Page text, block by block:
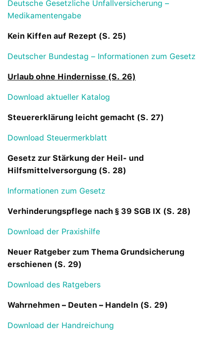
Deutsche Gesetzliche Unfallversicherung –
Medikamentengabe
Kein Kiffen auf Rezept (S. 25)
Deutscher Bundestag – Informationen zum Gesetz
Urlaub ohne Hindernisse (S. 26)
Download aktueller Katalog
Steuererklärung leicht gemacht (S. 27)
Download Steuermerkblatt
Gesetz zur Stärkung der Heil- und
Hilfsmittelversorgung (S. 28)
Informationen zum Gesetz
Verhinderungspflege nach § 39 SGB IX (S. 28)
Download der Praxishilfe
Neuer Ratgeber zum Thema Grundsicherung
erschienen (S. 29)
Download des Ratgebers
Wahrnehmen – Deuten – Handeln (S. 29)
Download der Handreichung